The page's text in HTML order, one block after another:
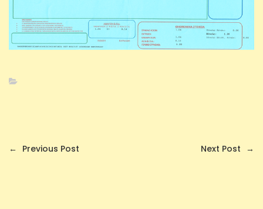
← Previous Post Next Post →